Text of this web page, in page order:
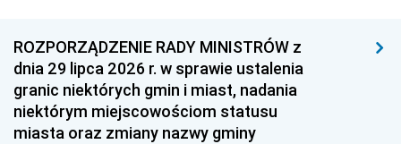
ROZPORZĄDZENIE RADY MINISTRÓW z
dnia 29 lipca 2026 r. w sprawie ustalenia
granic niektórych gmin i miast, nadania
niektórym miejscowościom statusu
miasta oraz zmiany nazwy gminy